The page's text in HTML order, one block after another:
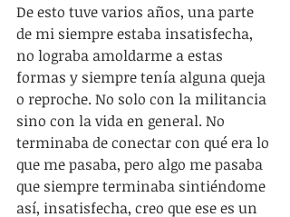
De esto tuve varios años, una parte
de mi siempre estaba insatisfecha,
no lograba amoldarme a estas
formas y siempre tenía alguna queja
o reproche. No solo con la militancia
sino con la vida en general. No
terminaba de conectar con qué era lo
que me pasaba, pero algo me pasaba
que siempre terminaba sintiéndome
así, insatisfecha, creo que ese es un